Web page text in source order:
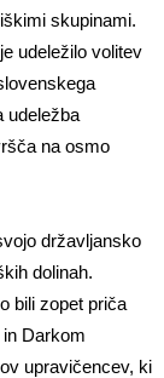
skupinami.
udeležilo volitev
udeležba
na osmo
državljansko
dolinah.
bili zopet priča
Darkom
upravičencev, ki